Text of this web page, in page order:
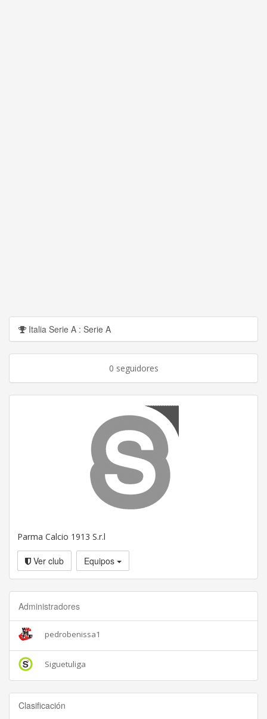
Italia Serie A : Serie A
0 seguidores
Parma Calcio 1913 S.r.l
Ver club Equipos
Administradores
pedrobenissa1
Siguetuliga
Clasificación